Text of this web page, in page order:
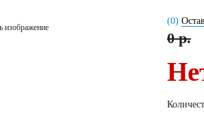
изображение
(0)
0 р.